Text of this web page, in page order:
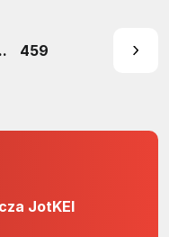
459
JotKEl